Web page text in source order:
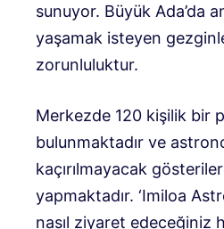
sunuyor. Büyük Ada’da
yaşamak isteyen
zorunluluktur.
Merkezde 120 kişilik bir
bulunmaktadır ve
kaçırılmayacak
yapmaktadır. ‘Imiloa
nasıl ziyaret edeceğiniz